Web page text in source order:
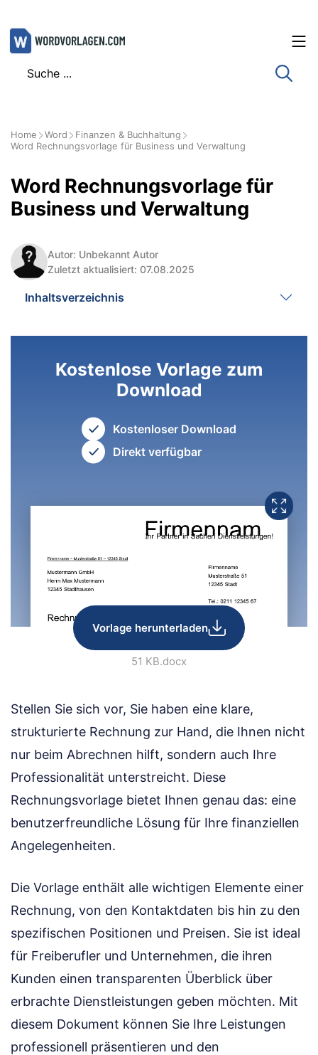
Zum
Inhalt
Home Word
Finanzen & Buchhaltung
Word Rechnungsvorlage für Business und Verwaltung
Word Rechnungsvorlage für
Business und Verwaltung
Autor: Unbekannt Autor
Zuletzt aktualisiert: 07.08.2025
Inhaltsverzeichnis
Kostenlose Vorlage zum
Download
Kostenloser Download
Direkt verfügbar
Vorlage herunterladen
51 KB.docx
Stellen Sie sich vor, Sie haben eine klare,
strukturierte Rechnung zur Hand, die Ihnen nicht
nur beim Abrechnen hilft, sondern auch Ihre
Professionalität unterstreicht. Diese
Rechnungsvorlage bietet Ihnen genau das: eine
benutzerfreundliche Lösung für Ihre finanziellen
Angelegenheiten.
Die Vorlage enthält alle wichtigen Elemente einer
Rechnung, von den Kontaktdaten bis hin zu den
spezifischen Positionen und Preisen. Sie ist ideal
für Freiberufler und Unternehmen, die ihren
Kunden einen transparenten Überblick über
erbrachte Dienstleistungen geben möchten. Mit
diesem Dokument können Sie Ihre Leistungen
professionell präsentieren und den